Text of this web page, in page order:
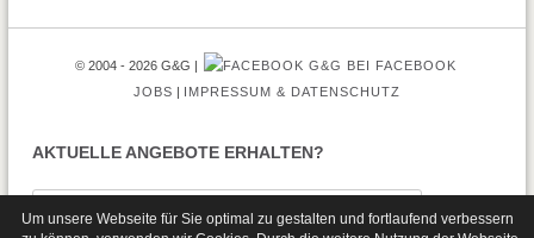
© 2004 - 2026 G&G
G&G BEI FACEBOOK
JOBS
IMPRESSUM & DATENSCHUTZ
AKTUELLE ANGEBOTE ERHALTEN?
Um unsere Webseite für Sie optimal zu gestalten und fortlaufend verbessern